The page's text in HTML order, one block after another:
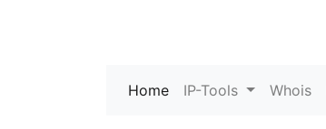
Home (current)
IP-Tools Whois